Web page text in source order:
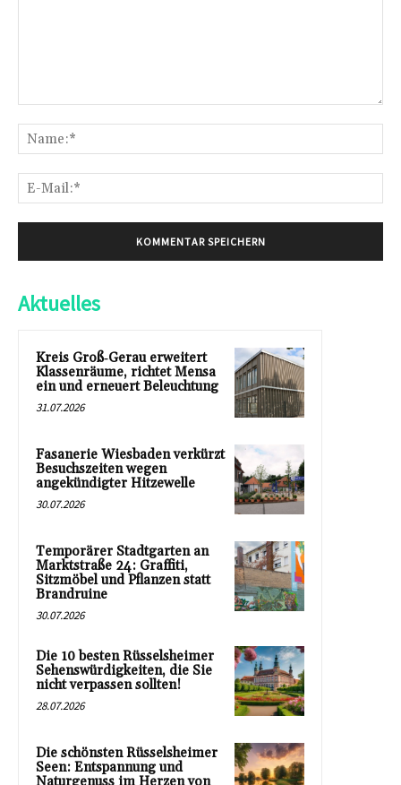
Aktuelles
Kreis Groß‑Gerau erweitert
Klassenräume, richtet Mensa
ein und erneuert Beleuchtung
31.07.2026
Fasanerie Wiesbaden verkürzt
Besuchszeiten wegen
angekündigter Hitzewelle
30.07.2026
Temporärer Stadtgarten an
Marktstraße 24: Graffiti,
Sitzmöbel und Pflanzen statt
Brandruine
30.07.2026
Die 10 besten Rüsselsheimer
Sehenswürdigkeiten, die Sie
nicht verpassen sollten!
28.07.2026
Die schönsten Rüsselsheimer
Seen: Entspannung und